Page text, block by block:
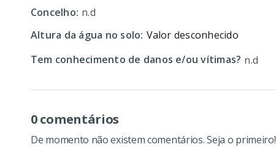
Concelho: n.d
Altura da água no solo: Valor desconhecido
Tem conhecimento de danos e/ou vítimas? n.d
0 comentários
De momento não existem comentários. Seja o primeiro!